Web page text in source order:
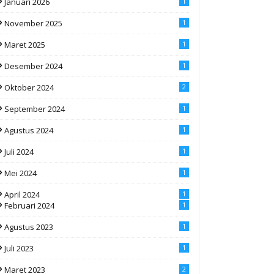
November 2025 1
Maret 2025 1
Desember 2024 1
Oktober 2024 2
September 2024 1
Agustus 2024 1
Juli 2024 1
Mei 2024 1
April 2024 1
Februari 2024 1
Agustus 2023 1
Juli 2023 1
Maret 2023 2